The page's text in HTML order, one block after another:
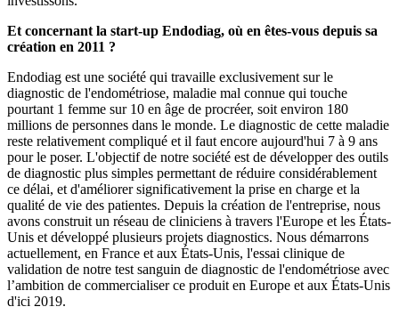
Et concernant la start-up Endodiag, où en êtes-vous depuis sa
création en 2011 ?
Endodiag est une société qui travaille exclusivement sur le
diagnostic de l'endométriose, maladie mal connue qui touche
pourtant 1 femme sur 10 en âge de procréer, soit environ 180
millions de personnes dans le monde. Le diagnostic de cette maladie
reste relativement compliqué et il faut encore aujourd'hui 7 à 9 ans
pour le poser. L'objectif de notre société est de développer des outils
de diagnostic plus simples permettant de réduire considérablement
ce délai, et d'améliorer significativement la prise en charge et la
qualité de vie des patientes. Depuis la création de l'entreprise, nous
avons construit un réseau de cliniciens à travers l'Europe et les États-
Unis et développé plusieurs projets diagnostics. Nous démarrons
actuellement, en France et aux États-Unis, l'essai clinique de
validation de notre test sanguin de diagnostic de l'endométriose avec
l’ambition de commercialiser ce produit en Europe et aux États-Unis
d'ici 2019.